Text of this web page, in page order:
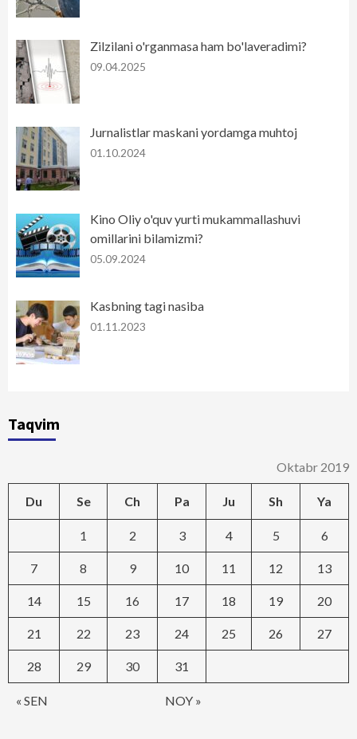
Zilzilani o'rganmasa ham bo'laveradimi?
09.04.2025
Jurnalistlar maskani yordamga muhtoj
01.10.2024
Kino Oliy o'quv yurti mukammallashuvi
omillarini bilamizmi?
05.09.2024
Kasbning tagi nasiba
01.11.2023
Taqvim
Oktabr 2019
Du Se Ch Pa Ju Sh Ya
« SEN NOY »
1 2 3 4 5 6
7 8 9 10 11 12 13
14 15 16 17 18 19 20
21 22 23 24 25 26 27
28 29 30 31